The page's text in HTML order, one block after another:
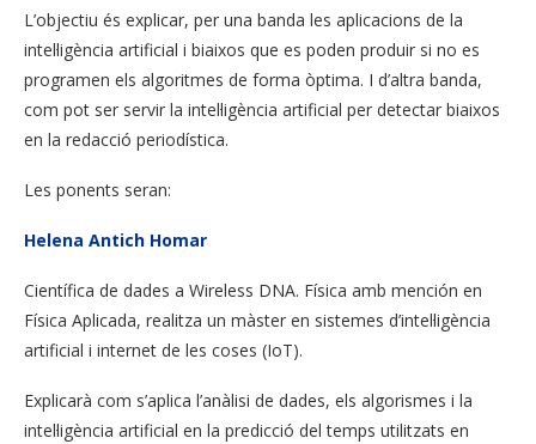
L’objectiu és explicar, per una banda les aplicacions de la
intel·ligència artificial i biaixos que es poden produir si no es
programen els algoritmes de forma òptima. I d’altra banda,
com pot ser servir la intel·ligència artificial per detectar biaixos
en la redacció periodística.
Les ponents seran:
Helena Antich Homar
Científica de dades a Wireless DNA. Física amb mención en
Física Aplicada, realitza un màster en sistemes d’intel·ligència
artificial i internet de les coses (IoT).
Explicarà com s’aplica l’anàlisi de dades, els algorismes i la
intel·ligència artificial en la predicció del temps utilitzats en